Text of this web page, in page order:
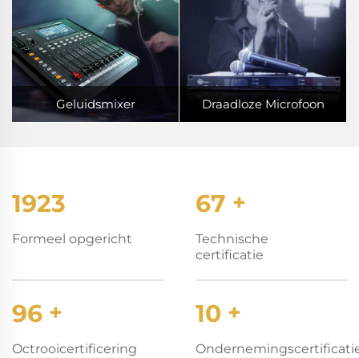
Geluidsmixer Draadloze Microfoon
2003
Formeel opgericht
70 +
Technische
certificatie
100 +
Octrooicertificering
10 +